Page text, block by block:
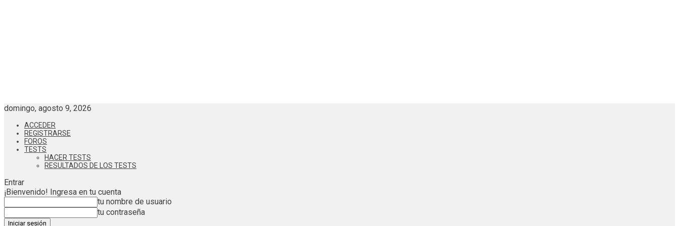
domingo, agosto 9, 2026
ACCEDER
REGISTRARSE
FOROS
TESTS
HACER TESTS
RESULTADOS DE LOS TESTS
Entrar
¡Bienvenido! Ingresa en tu cuenta
tu nombre de usuario
tu contraseña